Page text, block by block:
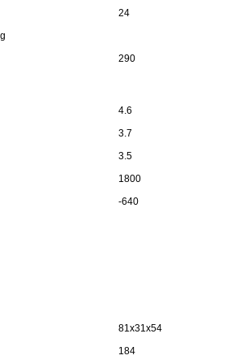
24
290
4.6
3.7
3.5
1800
-640
81x31x54
184